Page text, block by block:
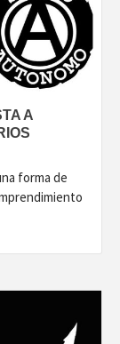
A
forma de